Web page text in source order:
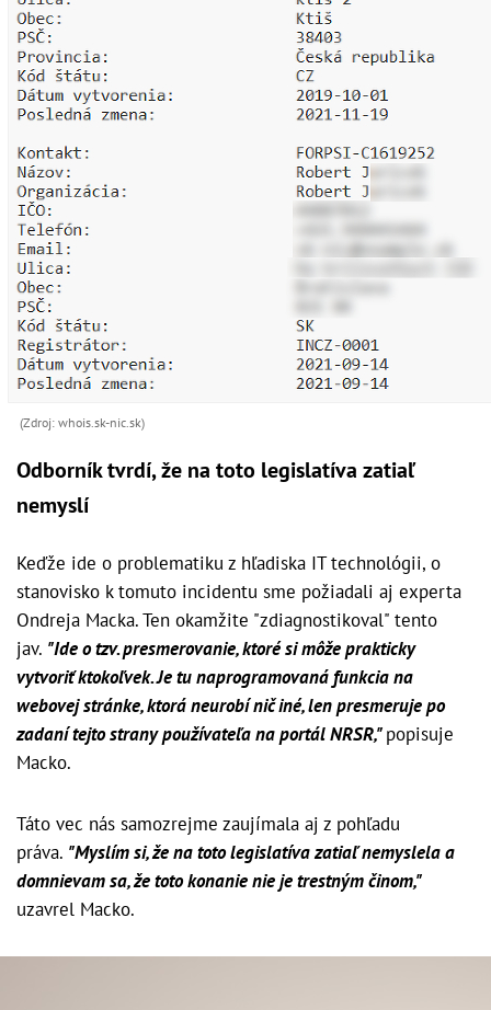
(Zdroj: whois.sk-nic.sk)
Odborník tvrdí, že na toto legislatíva zatiaľ
nemyslí
Keďže ide o problematiku z hľadiska IT technológii, o
stanovisko k tomuto incidentu sme požiadali aj experta
Ondreja Macka. Ten okamžite "zdiagnostikoval" tento
jav. "Ide o tzv. presmerovanie, ktoré si môže prakticky
vytvoriť ktokoľvek. Je tu naprogramovaná funkcia na
webovej stránke, ktorá neurobí nič iné, len presmeruje po
zadaní tejto strany používateľa na portál NRSR,"popisuje
Macko.
Táto vec nás samozrejme zaujímala aj z pohľadu
práva. "Myslím si, že na toto legislatíva zatiaľ nemyslela a
domnievam sa, že toto konanie nie je trestným činom,"
uzavrel Macko.